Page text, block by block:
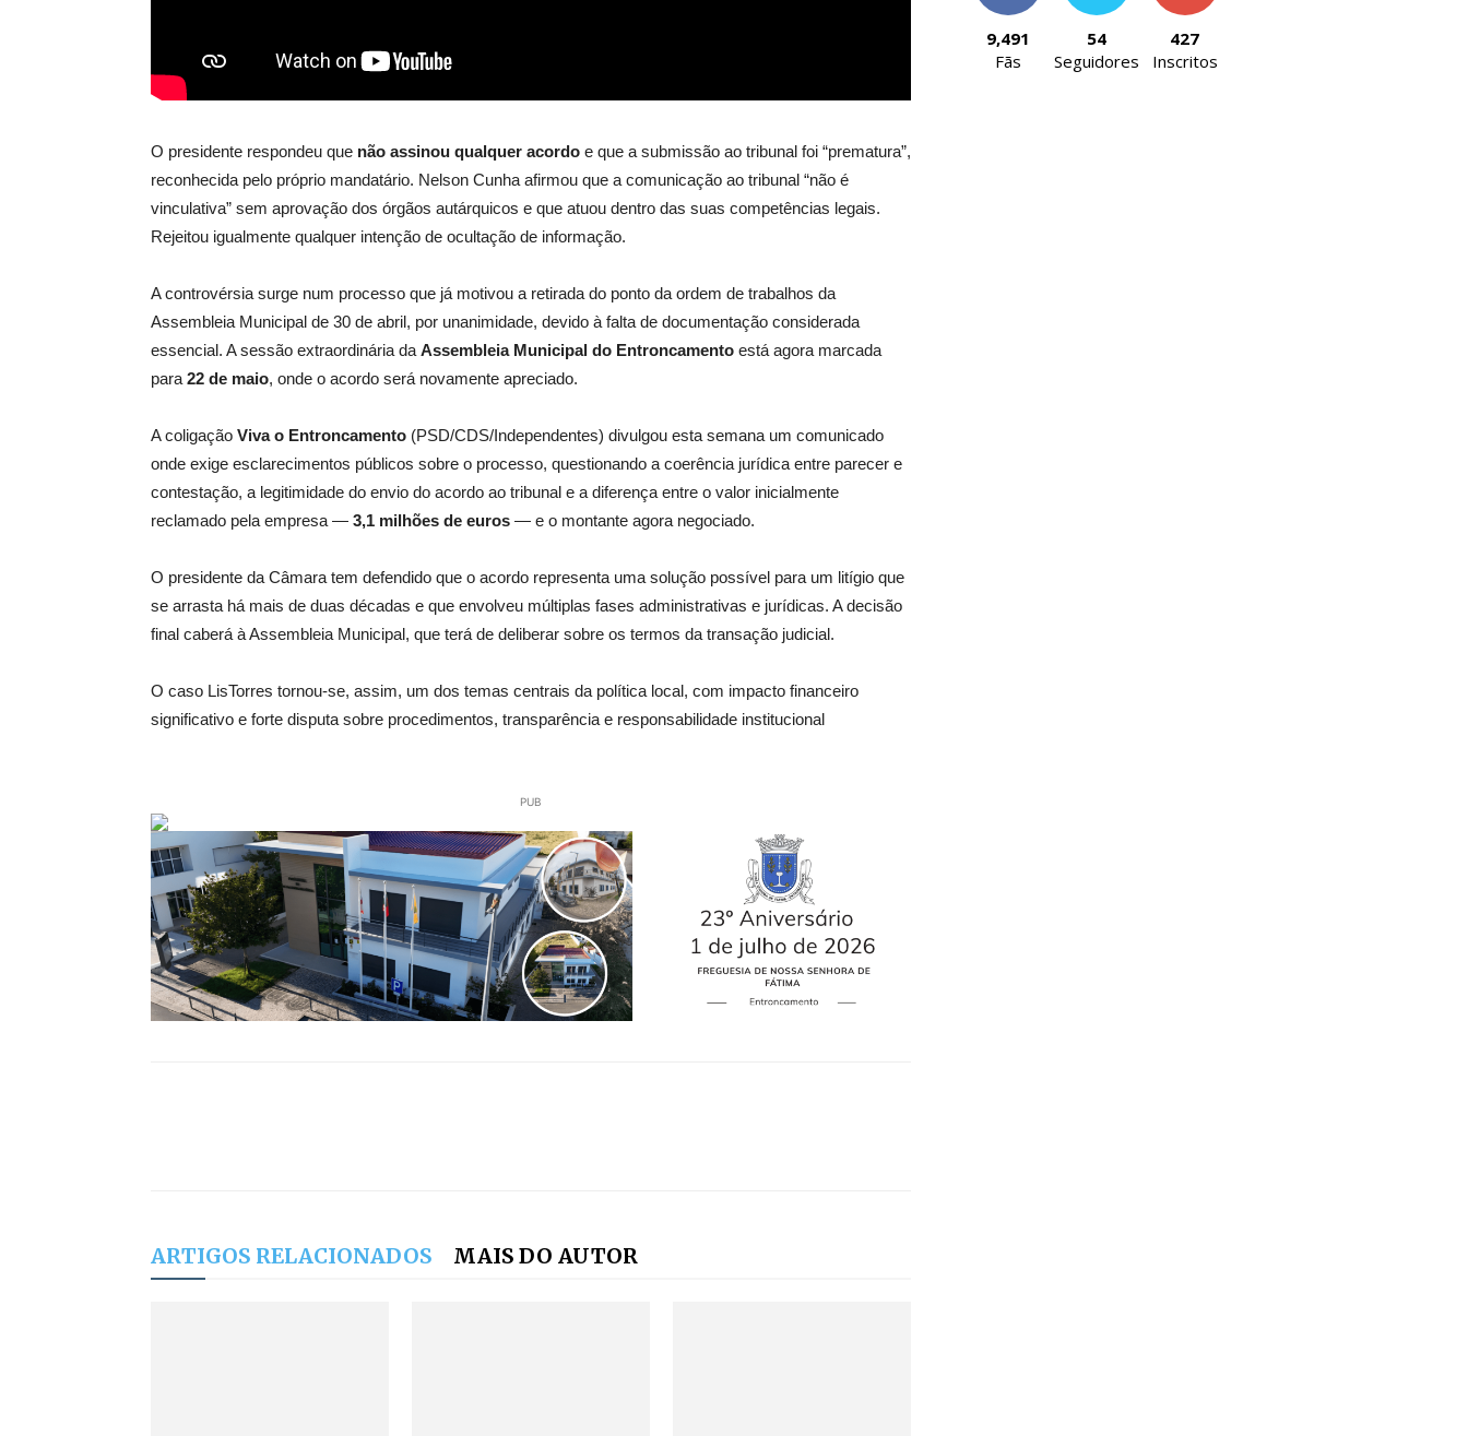
O presidente respondeu que não assinou qualquer acordo e que a submissão ao tribunal foi “prematura”,
reconhecida pelo próprio mandatário. Nelson Cunha afirmou que a comunicação ao tribunal “não é
vinculativa” sem aprovação dos órgãos autárquicos e que atuou dentro das suas competências legais.
Rejeitou igualmente qualquer intenção de ocultação de informação.
A controvérsia surge num processo que já motivou a retirada do ponto da ordem de trabalhos da
Assembleia Municipal de 30 de abril, por unanimidade, devido à falta de documentação considerada
essencial. A sessão extraordinária da Assembleia Municipal do Entroncamento está agora marcada
para 22 de maio, onde o acordo será novamente apreciado.
A coligação Viva o Entroncamento (PSD/CDS/Independentes) divulgou esta semana um comunicado
onde exige esclarecimentos públicos sobre o processo, questionando a coerência jurídica entre parecer e
contestação, a legitimidade do envio do acordo ao tribunal e a diferença entre o valor inicialmente
reclamado pela empresa — 3,1 milhões de euros — e o montante agora negociado.
O presidente da Câmara tem defendido que o acordo representa uma solução possível para um litígio que
se arrasta há mais de duas décadas e que envolveu múltiplas fases administrativas e jurídicas. A decisão
final caberá à Assembleia Municipal, que terá de deliberar sobre os termos da transação judicial.
O caso LisTorres tornou‑se, assim, um dos temas centrais da política local, com impacto financeiro
significativo e forte disputa sobre procedimentos, transparência e responsabilidade institucional
PUB
ARTIGOS RELACIONADOS MAIS DO AUTOR
9,491
Fãs
54
Seguidores
427
Inscritos